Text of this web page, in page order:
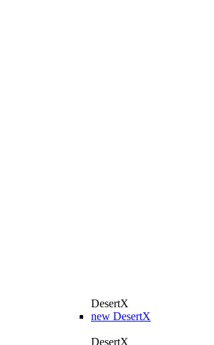
DesertX
new DesertX
DesertX